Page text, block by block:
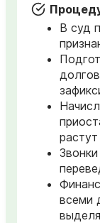
В суд
растут
всеми